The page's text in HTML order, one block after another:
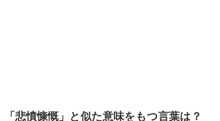
「悲憤慷慨」と似た意味をもつ言葉は？